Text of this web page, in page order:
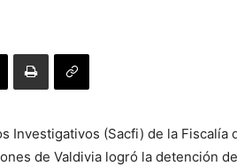
Investigativos (Sacfi) de la Fiscalía
de Valdivia logró la detención